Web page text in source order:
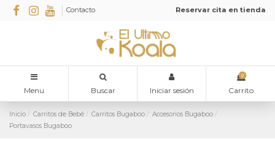
Contacto Reservar cita en tienda
Menu Buscar Iniciar sesión
0
Carrito
Inicio Carritos de Bebé Carritos Bugaboo
Accesorios Bugaboo
Portavasos Bugaboo